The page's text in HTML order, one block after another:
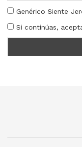
Genérico Siente
Si continúas,